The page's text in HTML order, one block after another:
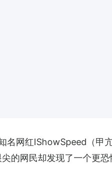
名网红IShowSpeed（甲
的网民却发现了一个更